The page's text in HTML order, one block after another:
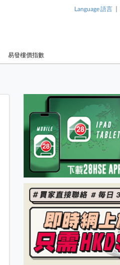
Language 語言 |
易發樓價指數